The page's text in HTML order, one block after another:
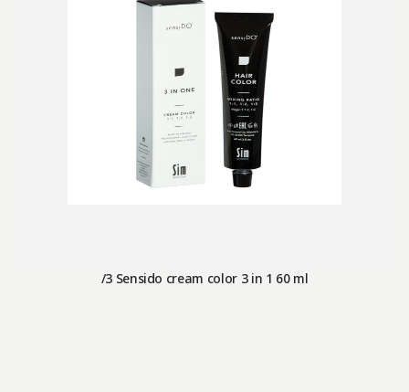
/3 Sensido cream color 3 in 1 60 ml